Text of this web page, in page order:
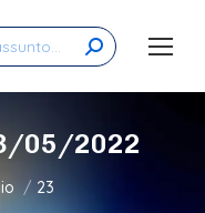
05/2022
23